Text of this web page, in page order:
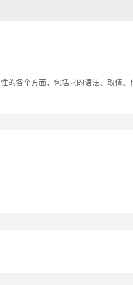
的各个方面，包括它的语法、取值